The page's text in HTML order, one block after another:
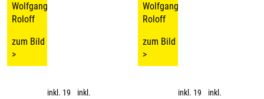
Wolfgang
Roloff
zum Bild
>
Wolfgang
Roloff
zum Bild
>
inkl. 19
inkl.
inkl. 19
inkl.